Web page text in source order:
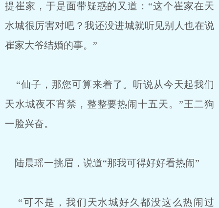
提崔家，于是面带疑惑的又道：“这个崔家在天
水城很厉害对吧？我还没进城就听见别人也在说
崔家大爷结婚的事。”
“仙子，那您可算来着了。听说从今天起我们
天水城夜不宵禁，整整要热闹十五天。”王二狗
一脸兴奋。
陆晨瑶一挑眉，说道“那我可得好好看热闹”
“可不是，我们天水城好久都没这么热闹过